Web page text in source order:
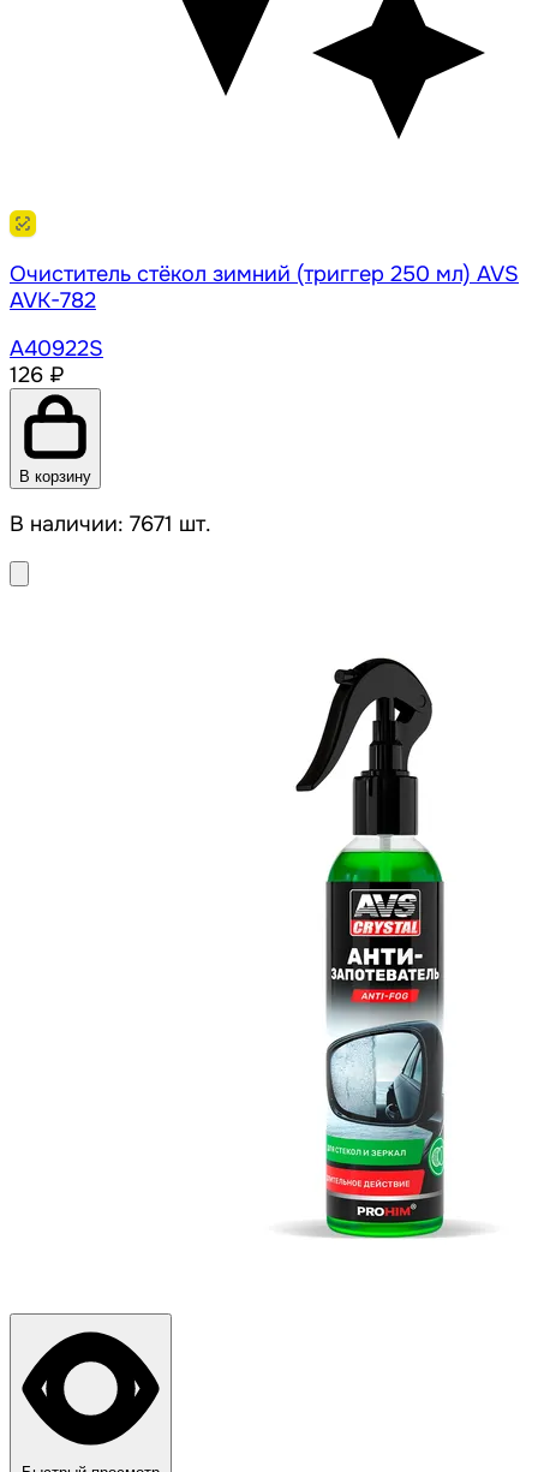
Очиститель стёкол зимний (триггер 250 мл) AVS
AVK-782
A40922S
126 ₽
В корзину
В наличии: 7671 шт.